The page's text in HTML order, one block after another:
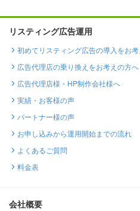
リスティング広告運用
初めてリスティング広告の導入をお
広告代理店の乗り換えをお考えの方へ
広告代理店様・HP制作会社様へ
実績・お客様の声
パートナー様の声
お申し込みから運用開始までの流れ
よくあるご質問
料金表
会社概要